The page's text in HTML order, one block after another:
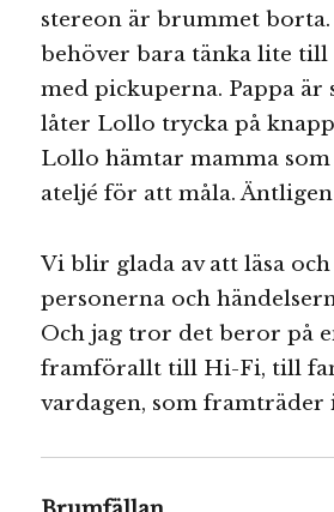
stereon är brummet borta.
behöver bara tänka lite till
med pickuperna. Pappa är
låter Lollo trycka på
Lollo hämtar mamma
ateljé för att måla.
Vi blir glada av att läsa
personerna och
Och jag tror det beror på
framförallt till Hi-Fi, till
vardagen, som framträder